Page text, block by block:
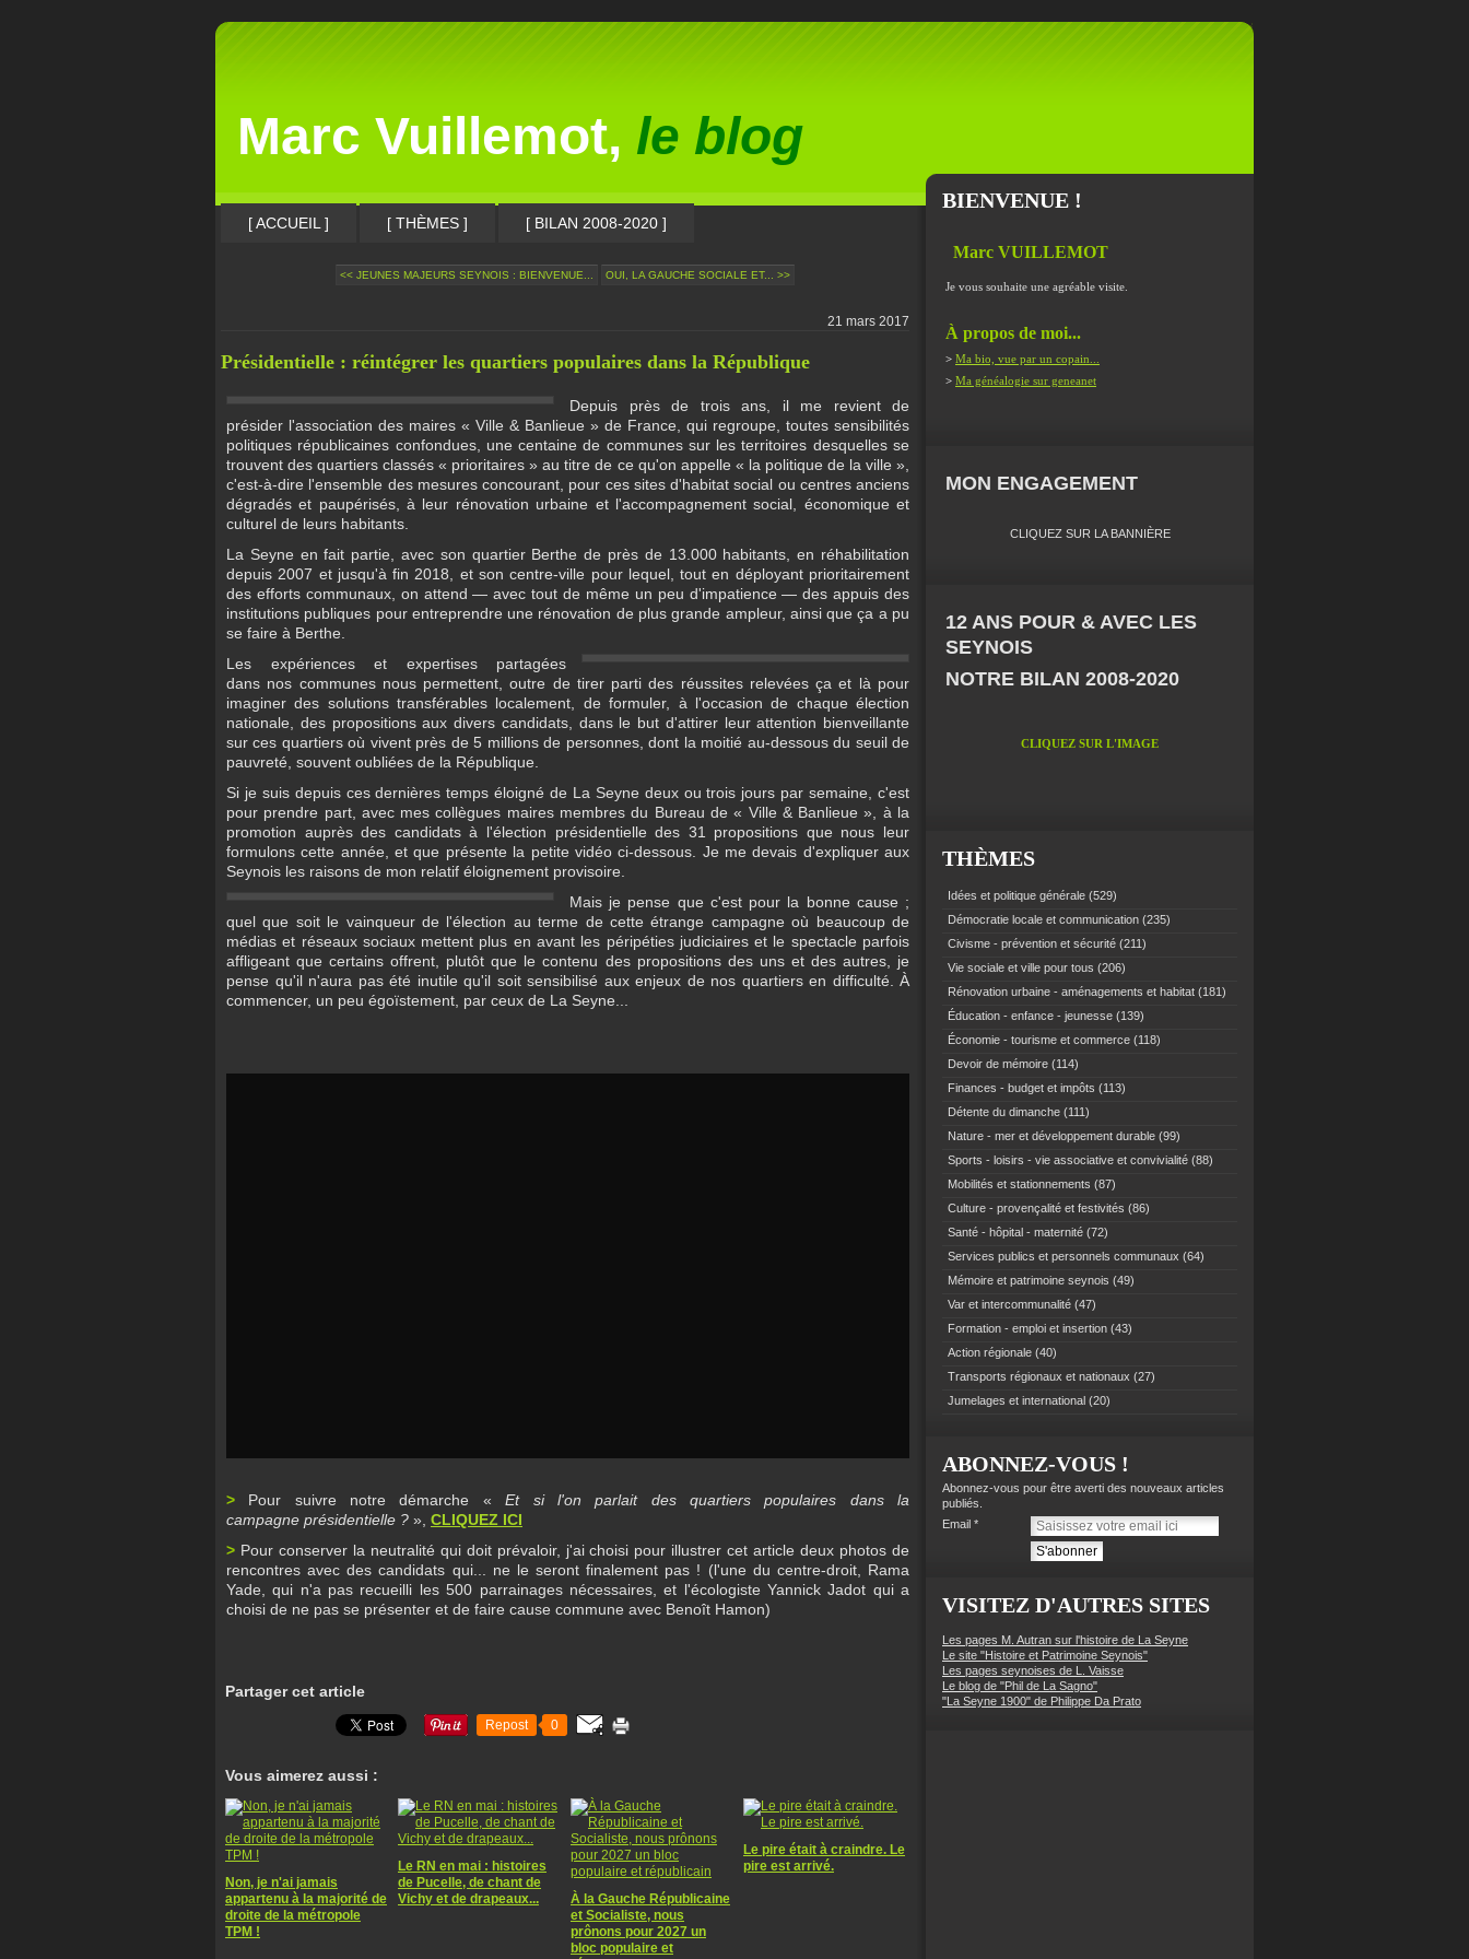
Marc Vuillemot, le blog
[ ACCUEIL ] [ THÈMES ] [ BILAN 2008-2020 ]
<< JEUNES MAJEURS SEYNOIS : BIENVENUE... OUI, LA GAUCHE SOCIALE ET... >>
21 mars 2017
Présidentielle : réintégrer les quartiers populaires dans la République
Depuis près de trois ans, il me revient de
présider l'association des maires « Ville & Banlieue » de France, qui regroupe, toutes sensibilités
politiques républicaines confondues, une centaine de communes sur les territoires desquelles se
trouvent des quartiers classés « prioritaires » au titre de ce qu'on appelle « la politique de la ville »,
c'est-à-dire l'ensemble des mesures concourant, pour ces sites d'habitat social ou centres anciens
dégradés et paupérisés, à leur rénovation urbaine et l'accompagnement social, économique et
culturel de leurs habitants.
La Seyne en fait partie, avec son quartier Berthe de près de 13.000 habitants, en réhabilitation
depuis 2007 et jusqu'à fin 2018, et son centre-ville pour lequel, tout en déployant prioritairement
des efforts communaux, on attend — avec tout de même un peu d'impatience — des appuis des
institutions publiques pour entreprendre une rénovation de plus grande ampleur, ainsi que ça a pu
se faire à Berthe.
Les expériences et expertises partagées
dans nos communes nous permettent, outre de tirer parti des réussites relevées ça et là pour
imaginer des solutions transférables localement, de formuler, à l'occasion de chaque élection
nationale, des propositions aux divers candidats, dans le but d'attirer leur attention bienveillante
sur ces quartiers où vivent près de 5 millions de personnes, dont la moitié au-dessous du seuil de
pauvreté, souvent oubliées de la République.
Si je suis depuis ces dernières temps éloigné de La Seyne deux ou trois jours par semaine, c'est
pour prendre part, avec mes collègues maires membres du Bureau de « Ville & Banlieue », à la
promotion auprès des candidats à l'élection présidentielle des 31 propositions que nous leur
formulons cette année, et que présente la petite vidéo ci-dessous. Je me devais d'expliquer aux
Seynois les raisons de mon relatif éloignement provisoire.
Mais je pense que c'est pour la bonne cause ;
quel que soit le vainqueur de l'élection au terme de cette étrange campagne où beaucoup de
médias et réseaux sociaux mettent plus en avant les péripéties judiciaires et le spectacle parfois
affligeant que certains offrent, plutôt que le contenu des propositions des uns et des autres, je
pense qu'il n'aura pas été inutile qu'il soit sensibilisé aux enjeux de nos quartiers en difficulté. À
commencer, un peu égoïstement, par ceux de La Seyne...
> Pour suivre notre démarche «Et si l'on parlait des quartiers populaires dans la
campagne présidentielle ? », CLIQUEZ ICI
> Pour conserver la neutralité qui doit prévaloir, j'ai choisi pour illustrer cet article deux photos de
rencontres avec des candidats qui... ne le seront finalement pas ! (l'une du centre-droit, Rama
Yade, qui n'a pas recueilli les 500 parrainages nécessaires, et l'écologiste Yannick Jadot qui a
choisi de ne pas se présenter et de faire cause commune avec Benoît Hamon)
Partager cet article
Repost 0
Vous aimerez aussi :
Non, je n'ai jamais
appartenu à la majorité de
droite de la métropole
TPM !
Le RN en mai : histoires
de Pucelle, de chant de
Vichy et de drapeaux...
À la Gauche Républicaine
et Socialiste, nous
prônons pour 2027 un
bloc populaire et
Le pire était à craindre. Le
pire est arrivé.
BIENVENUE !
Marc VUILLEMOT
Je vous souhaite une agréable visite.
À propos de moi...
> Ma bio, vue par un copain...
> Ma généalogie sur geneanet
MON ENGAGEMENT
CLIQUEZ SUR LA BANNIÈRE
12 ANS POUR & AVEC LES
SEYNOIS
NOTRE BILAN 2008-2020
CLIQUEZ SUR L'IMAGE
THÈMES
Idées et politique générale (529)
Démocratie locale et communication (235)
Civisme - prévention et sécurité (211)
Vie sociale et ville pour tous (206)
Rénovation urbaine - aménagements et habitat (181)
Éducation - enfance - jeunesse (139)
Économie - tourisme et commerce (118)
Devoir de mémoire (114)
Finances - budget et impôts (113)
Détente du dimanche (111)
Nature - mer et développement durable (99)
Sports - loisirs - vie associative et convivialité (88)
Mobilités et stationnements (87)
Culture - provençalité et festivités (86)
Santé - hôpital - maternité (72)
Services publics et personnels communaux (64)
Mémoire et patrimoine seynois (49)
Var et intercommunalité (47)
Formation - emploi et insertion (43)
Action régionale (40)
Transports régionaux et nationaux (27)
Jumelages et international (20)
ABONNEZ-VOUS !
Abonnez-vous pour être averti des nouveaux articles
publiés.
Email
VISITEZ D'AUTRES SITES
Les pages M. Autran sur l'histoire de La Seyne
Le site "Histoire et Patrimoine Seynois"
Les pages seynoises de L. Vaisse
Le blog de "Phil de La Sagno"
"La Seyne 1900" de Philippe Da Prato